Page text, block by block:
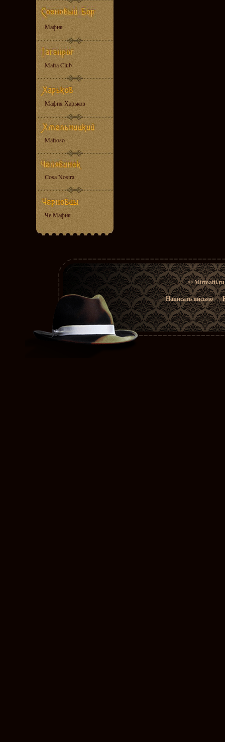
Мафия
Mafia Club
Мафия Харьков
Mafioso
Cosa Nostra
Че Мафия
© Mirmafii.ru
Написать письмо